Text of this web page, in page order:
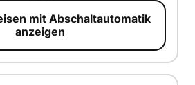
mit Abschaltautomatik
anzeigen